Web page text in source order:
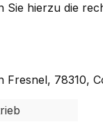
hierzu die
78310,